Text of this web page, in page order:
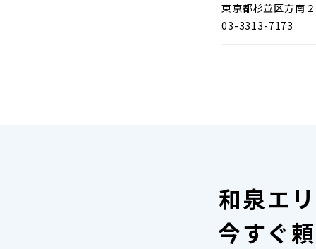
東京都杉並区方南
03-3313-7173
和泉エ
今すぐ